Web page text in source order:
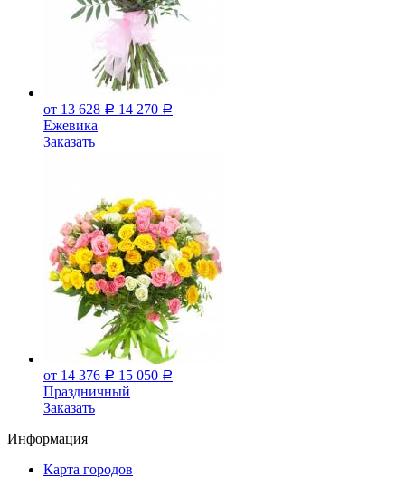
от 13 628 Р 14 270 Р
Ежевика
Заказать
от 14 376 Р 15 050 Р
Праздничный
Заказать
Информация
Карта городов